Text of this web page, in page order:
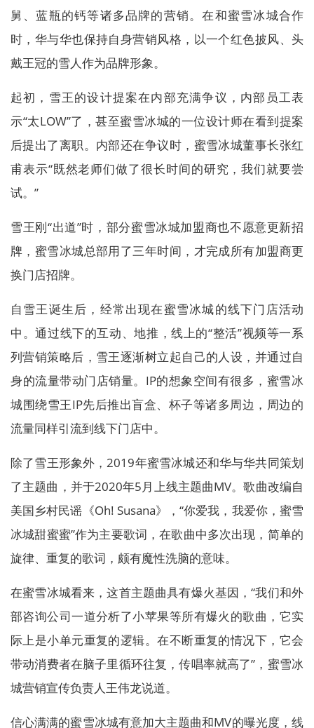
舅、蓝瓶的钙等诸多品牌的营销。在和蜜雪冰城合作
时，华与华也保持自身营销风格，以一个红色披风、头
戴王冠的雪人作为品牌形象。
起初，雪王的设计提案在内部充满争议，内部员工表
示“太LOW”了，甚至蜜雪冰城的一位设计师在看到提案
后提出了离职。内部还在争议时，蜜雪冰城董事长张红
甫表示“既然老师们做了很长时间的研究，我们就要尝
试。”
雪王刚“出道”时，部分蜜雪冰城加盟商也不愿意更新招
牌，蜜雪冰城总部用了三年时间，才完成所有加盟商更
换门店招牌。
自雪王诞生后，经常出现在蜜雪冰城的线下门店活动
中。通过线下的互动、地推，线上的“整活”视频等一系
列营销策略后，雪王逐渐树立起自己的人设，并通过自
身的流量带动门店销量。IP的想象空间有很多，蜜雪冰
城围绕雪王IP先后推出盲盒、杯子等诸多周边，周边的
流量同样引流到线下门店中。
除了雪王形象外，2019年蜜雪冰城还和华与华共同策划
了主题曲，并于2020年5月上线主题曲MV。歌曲改编自
美国乡村民谣《Oh! Susana》，“你爱我，我爱你，蜜雪
冰城甜蜜蜜”作为主要歌词，在歌曲中多次出现，简单的
旋律、重复的歌词，颇有魔性洗脑的意味。
在蜜雪冰城看来，这首主题曲具有爆火基因，“我们和外
部咨询公司一道分析了小苹果等所有爆火的歌曲，它实
际上是小单元重复的逻辑。在不断重复的情况下，它会
带动消费者在脑子里循环往复，传唱率就高了”，蜜雪冰
城营销宣传负责人王伟龙说道。
信心满满的蜜雪冰城有意加大主题曲和MV的曝光度，线